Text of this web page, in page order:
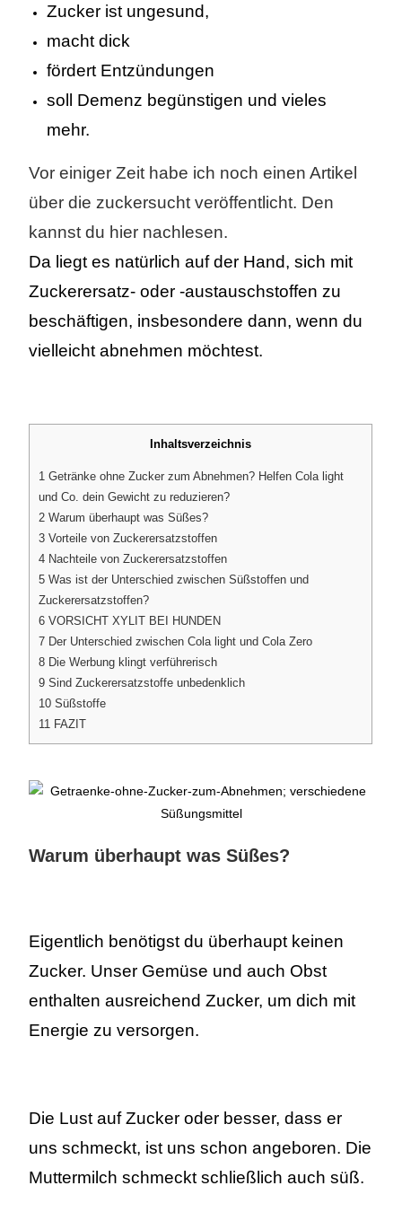
Zucker ist ungesund,
macht dick
fördert Entzündungen
soll Demenz begünstigen und vieles
mehr.
Vor einiger Zeit habe ich noch einen Artikel
über die zuckersucht veröffentlicht. Den
kannst du hier nachlesen.
Da liegt es natürlich auf der Hand, sich mit
Zuckerersatz- oder -austauschstoffen zu
beschäftigen, insbesondere dann, wenn du
vielleicht abnehmen möchtest.
Inhaltsverzeichnis
1 Getränke ohne Zucker zum Abnehmen? Helfen Cola light
und Co. dein Gewicht zu reduzieren?
2 Warum überhaupt was Süßes?
3 Vorteile von Zuckerersatzstoffen
4 Nachteile von Zuckerersatzstoffen
5 Was ist der Unterschied zwischen Süßstoffen und
Zuckerersatzstoffen?
6 VORSICHT XYLIT BEI HUNDEN
7 Der Unterschied zwischen Cola light und Cola Zero
8 Die Werbung klingt verführerisch
9 Sind Zuckerersatzstoffe unbedenklich
10 Süßstoffe
11 FAZIT
Warum überhaupt was Süßes?
Eigentlich benötigst du überhaupt keinen
Zucker. Unser Gemüse und auch Obst
enthalten ausreichend Zucker, um dich mit
Energie zu versorgen.
Die Lust auf Zucker oder besser, dass er
uns schmeckt, ist uns schon angeboren. Die
Muttermilch schmeckt schließlich auch süß.